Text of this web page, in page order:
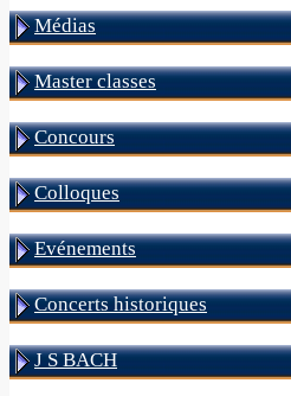
Médias
Master classes
Concours
Colloques
Evénements
Concerts historiques
J S BACH